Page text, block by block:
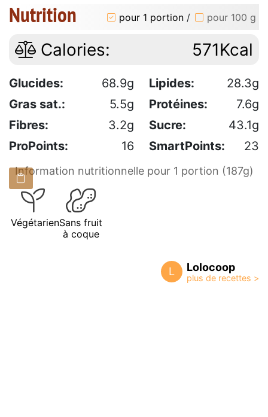
Nutrition pour 1 portion / pour 100 g
Calories: 571Kcal
Glucides: 68.9g Lipides:
28.3g
Gras sat.:
5.5g Protéines:
7.6g
Fibres:
3.2g Sucre:
43.1g
ProPoints:
16 SmartPoints: 23
Information nutritionnelle pour 1 portion (187g)
VégétarienSans fruit
à coque
L Lolocoop